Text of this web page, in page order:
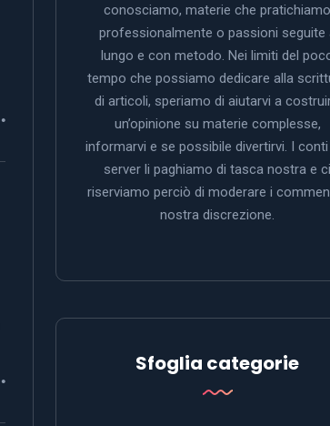
conosciamo, materie che pratichiamo
professionalmente o passioni seguite
lungo e con metodo. Nei limiti del
tempo che possiamo dedicare alla
di articoli, speriamo di aiutarvi a
un’opinione su materie complesse,
informarvi e se possibile divertirvi. I conti
server li paghiamo di tasca nostra e ci
riserviamo perciò di moderare i
nostra discrezione.
Sfoglia categorie